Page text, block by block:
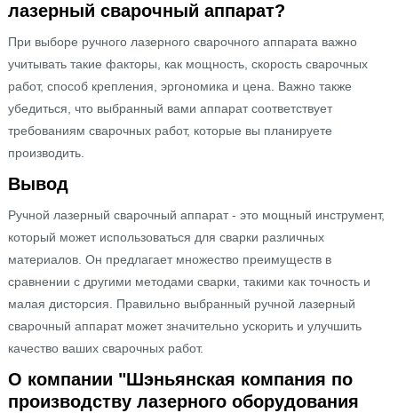
лазерный сварочный аппарат?
При выборе ручного лазерного сварочного аппарата важно
учитывать такие факторы, как мощность, скорость сварочных
работ, способ крепления, эргономика и цена. Важно также
убедиться, что выбранный вами аппарат соответствует
требованиям сварочных работ, которые вы планируете
производить.
Вывод
Ручной лазерный сварочный аппарат - это мощный инструмент,
который может использоваться для сварки различных
материалов. Он предлагает множество преимуществ в
сравнении с другими методами сварки, такими как точность и
малая дисторсия. Правильно выбранный ручной лазерный
сварочный аппарат может значительно ускорить и улучшить
качество ваших сварочных работ.
О компании "Шэньянская компания по
производству лазерного оборудования